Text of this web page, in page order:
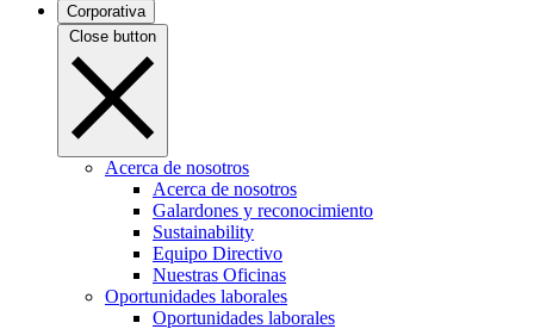
Corporativa
Close button
Acerca de nosotros
Acerca de nosotros
Galardones y reconocimiento
Sustainability
Equipo Directivo
Nuestras Oficinas
Oportunidades laborales
Oportunidades laborales